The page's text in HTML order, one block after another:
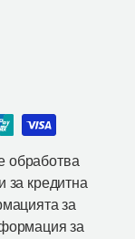
обработва
за кредитна
за
за